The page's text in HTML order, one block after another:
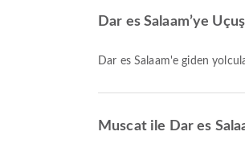
Dar es Salaam’ye
Dar es Salaam'e giden
Muscat ile Dar es